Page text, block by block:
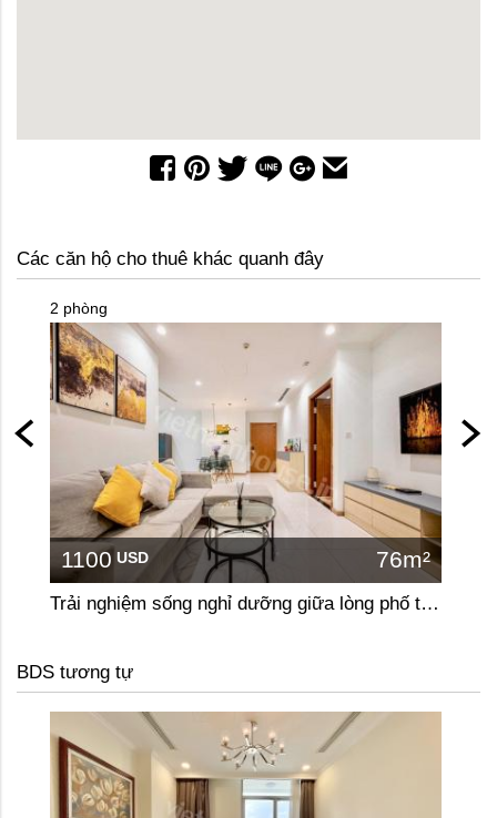
Các căn hộ cho thuê khác quanh đây
2 phòng
1100 USD 76m²
Trải nghiệm sống nghỉ dưỡng giữa lòng phố tại căn hộ 2 phòng ngủ Vinhomes Central Park
BDS tương tự